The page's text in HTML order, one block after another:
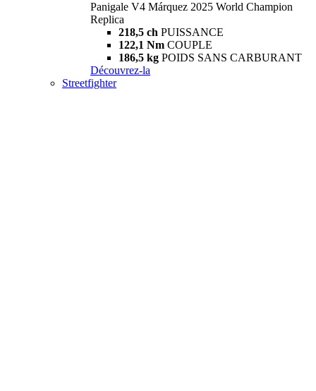
Panigale V4 Márquez 2025 World Champion
Replica
218,5 ch PUISSANCE
122,1 Nm COUPLE
186,5 kg POIDS SANS CARBURANT
Découvrez-la
Streetfighter